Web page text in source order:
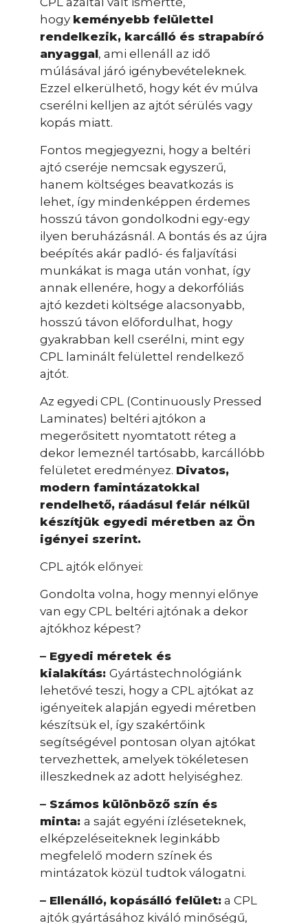
hogy keményebb felülettel
rendelkezik, karcálló és strapabíró
anyaggal, ami ellenáll az idő
múlásával járó igénybevételeknek.
Ezzel elkerülhető, hogy két év múlva
cserélni kelljen az ajtót sérülés vagy
kopás miatt.
Fontos megjegyezni, hogy a beltéri
ajtó cseréje nemcsak egyszerű,
hanem költséges beavatkozás is
lehet, így mindenképpen érdemes
hosszú távon gondolkodni egy-egy
ilyen beruházásnál. A bontás és az újra
beépítés akár padló- és faljavítási
munkákat is maga után vonhat, így
annak ellenére, hogy a dekorfóliás
ajtó kezdeti költsége alacsonyabb,
hosszú távon előfordulhat, hogy
gyakrabban kell cserélni, mint egy
CPL laminált felülettel rendelkező
ajtót.
Az egyedi CPL (Continuously Pressed
Laminates) beltéri ajtókon a
megerősitett nyomtatott réteg a
dekor lemeznél tartósabb, karcállóbb
felületet eredményez. Divatos,
modern famintázatokkal
rendelhető, ráadásul felár nélkül
készítjük egyedi méretben az Ön
igényei szerint.
CPL ajtók előnyei:
Gondolta volna, hogy mennyi előnye
van egy CPL beltéri ajtónak a dekor
ajtókhoz képest?
– Egyedi méretek és
kialakítás: Gyártástechnológiánk
lehetővé teszi, hogy a CPL ajtókat az
igényeitek alapján egyedi méretben
készítsük el, így szakértőink
segítségével pontosan olyan ajtókat
tervezhettek, amelyek tökéletesen
illeszkednek az adott helyiséghez.
– Számos különböző szín és
minta: a saját egyéni ízléseteknek,
elképzeléseiteknek leginkább
megfelelő modern színek és
mintázatok közül tudtok válogatni.
– Ellenálló, kopásálló felület: a CPL
ajtók gyártásához kiváló minőségű,